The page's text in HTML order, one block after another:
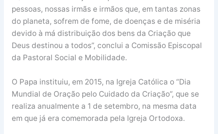
pessoas, nossas irmãs e irmãos que, em tantas zonas
do planeta, sofrem de fome, de doenças e de miséria
devido à má distribuição dos bens da Criação que
Deus destinou a todos”, conclui a Comissão Episcopal
da Pastoral Social e Mobilidade.
O Papa instituiu, em 2015, na Igreja Católica o “Dia
Mundial de Oração pelo Cuidado da Criação”, que se
realiza anualmente a 1 de setembro, na mesma data
em que já era comemorada pela Igreja Ortodoxa.